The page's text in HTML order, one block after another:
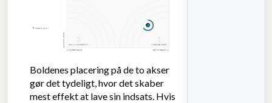
Boldenes placering på de to akser
gør det tydeligt, hvor det skaber
mest effekt at lave sin indsats. Hvis